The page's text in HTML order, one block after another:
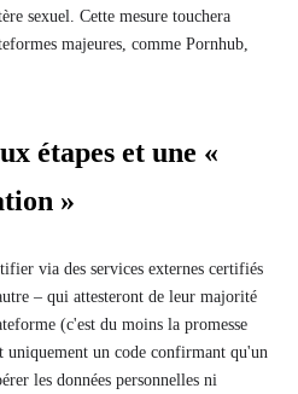
sexuel. Cette mesure touchera
majeures, comme Pornhub,
étapes et une «
»
via des services externes certifiés
– qui attesteront de leur majorité
(c'est du moins la promesse
un code confirmant qu'un
les données personnelles ni